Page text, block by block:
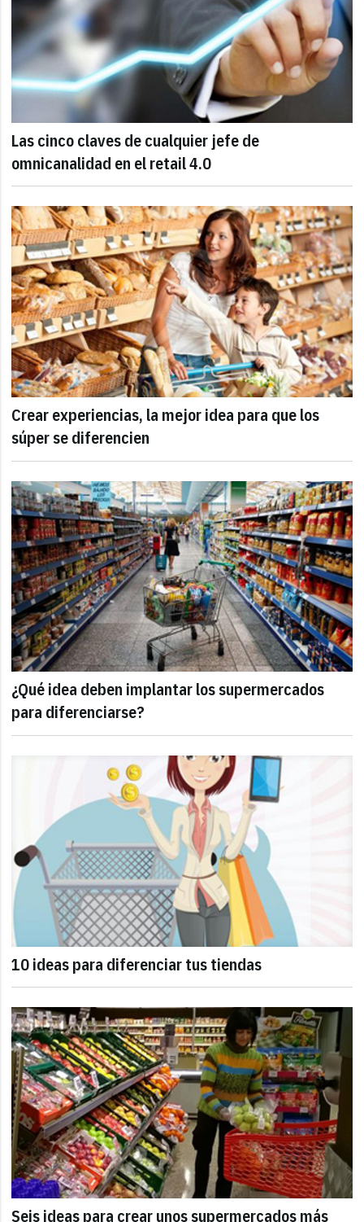
Las cinco claves de cualquier jefe de
omnicanalidad en el retail 4.0
Crear experiencias, la mejor idea para que los
súper se diferencien
¿Qué idea deben implantar los supermercados
para diferenciarse?
10 ideas para diferenciar tus tiendas
Seis ideas para crear unos supermercados más